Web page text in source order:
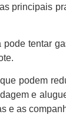
principais
tentar
podem
e
e as